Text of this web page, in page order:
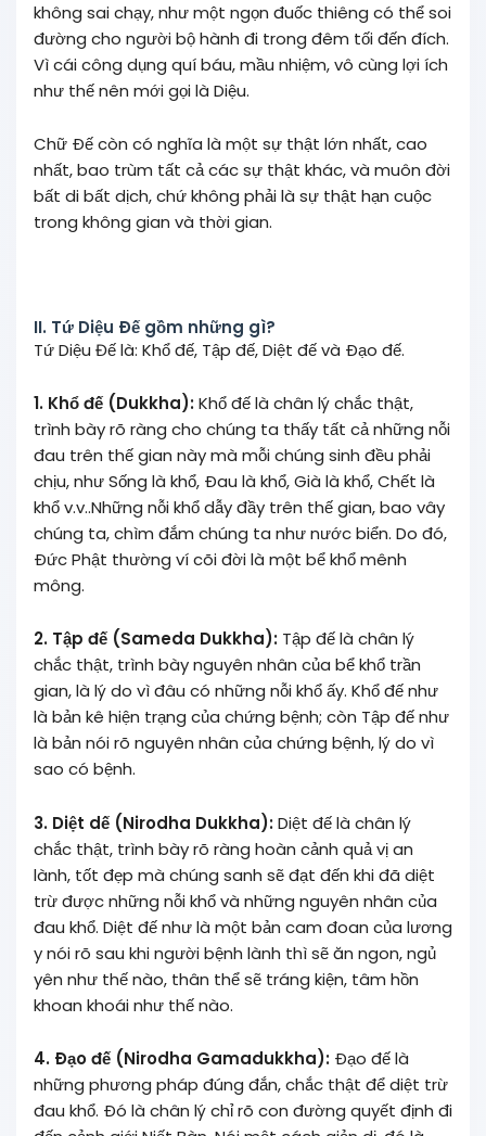
không sai chạy, như một ngọn đuốc thiêng có thể soi
đường cho người bộ hành đi trong đêm tối đến đích.
Vì cái công dụng quí báu, mầu nhiệm, vô cùng lợi ích
như thế nên mới gọi là Diệu.
Chữ Ðế còn có nghĩa là một sự thật lớn nhất, cao
nhất, bao trùm tất cả các sự thật khác, và muôn đời
bất di bất dịch, chứ không phải là sự thật hạn cuộc
trong không gian và thời gian.
II. Tứ Diệu Ðế gồm những gì?
Tứ Diệu Đế là: Khổ đế, Tập đế, Diệt đế và Ðạo đế.
1. Khổ đế (Dukkha):Khổ đế là chân lý chắc thật,
trình bày rõ ràng cho chúng ta thấy tất cả những nỗi
đau trên thế gian này mà mỗi chúng sinh đều phải
chịu, như Sống là khổ, Ðau là khổ, Già là khổ, Chết là
khổ v.v..Những nỗi khổ dẫy đầy trên thế gian, bao vây
chúng ta, chìm đắm chúng ta như nước biển. Do đó,
Ðức Phật thường ví cõi đời là một bể khổ mênh
mông.
2. Tập đế (Sameda Dukkha): Tập đế là chân lý
chắc thật, trình bày nguyên nhân của bể khổ trần
gian, là lý do vì đâu có những nỗi khổ ấy. Khổ đế như
là bản kê hiện trạng của chứng bệnh; còn Tập đế như
là bản nói rõ nguyên nhân của chứng bệnh, lý do vì
sao có bệnh.
3. Diệt dế (Nirodha Dukkha):Diệt đế là chân lý
chắc thật, trình bày rõ ràng hoàn cảnh quả vị an
lành, tốt đẹp mà chúng sanh sẽ đạt đến khi đã diệt
trừ được những nỗi khổ và những nguyên nhân của
đau khổ. Diệt đế như là một bản cam đoan của lương
y nói rõ sau khi người bệnh lành thì sẽ ăn ngon, ngủ
yên như thế nào, thân thể sẽ tráng kiện, tâm hồn
khoan khoái như thế nào.
4. Ðạo đế (Nirodha Gamadukkha): Ðạo đế là
những phương pháp đúng đắn, chắc thật để diệt trừ
đau khổ. Ðó là chân lý chỉ rõ con đường quyết định đi